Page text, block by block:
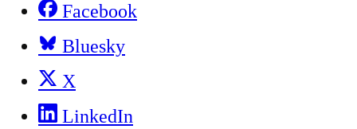
Facebook
Bluesky
X
LinkedIn